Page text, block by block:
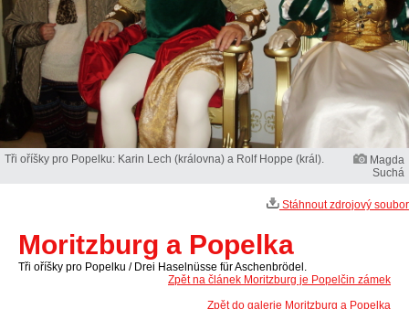
Tři oříšky pro Popelku: Karin Lech (královna) a Rolf Hoppe (král).
Magda
Suchá
Stáhnout zdrojový soubor
Moritzburg a Popelka
Tři oříšky pro Popelku / Drei Haselnüsse für Aschenbrödel.
Zpět na článek Moritzburg je Popelčin zámek
Zpět do galerie Moritzburg a Popelka